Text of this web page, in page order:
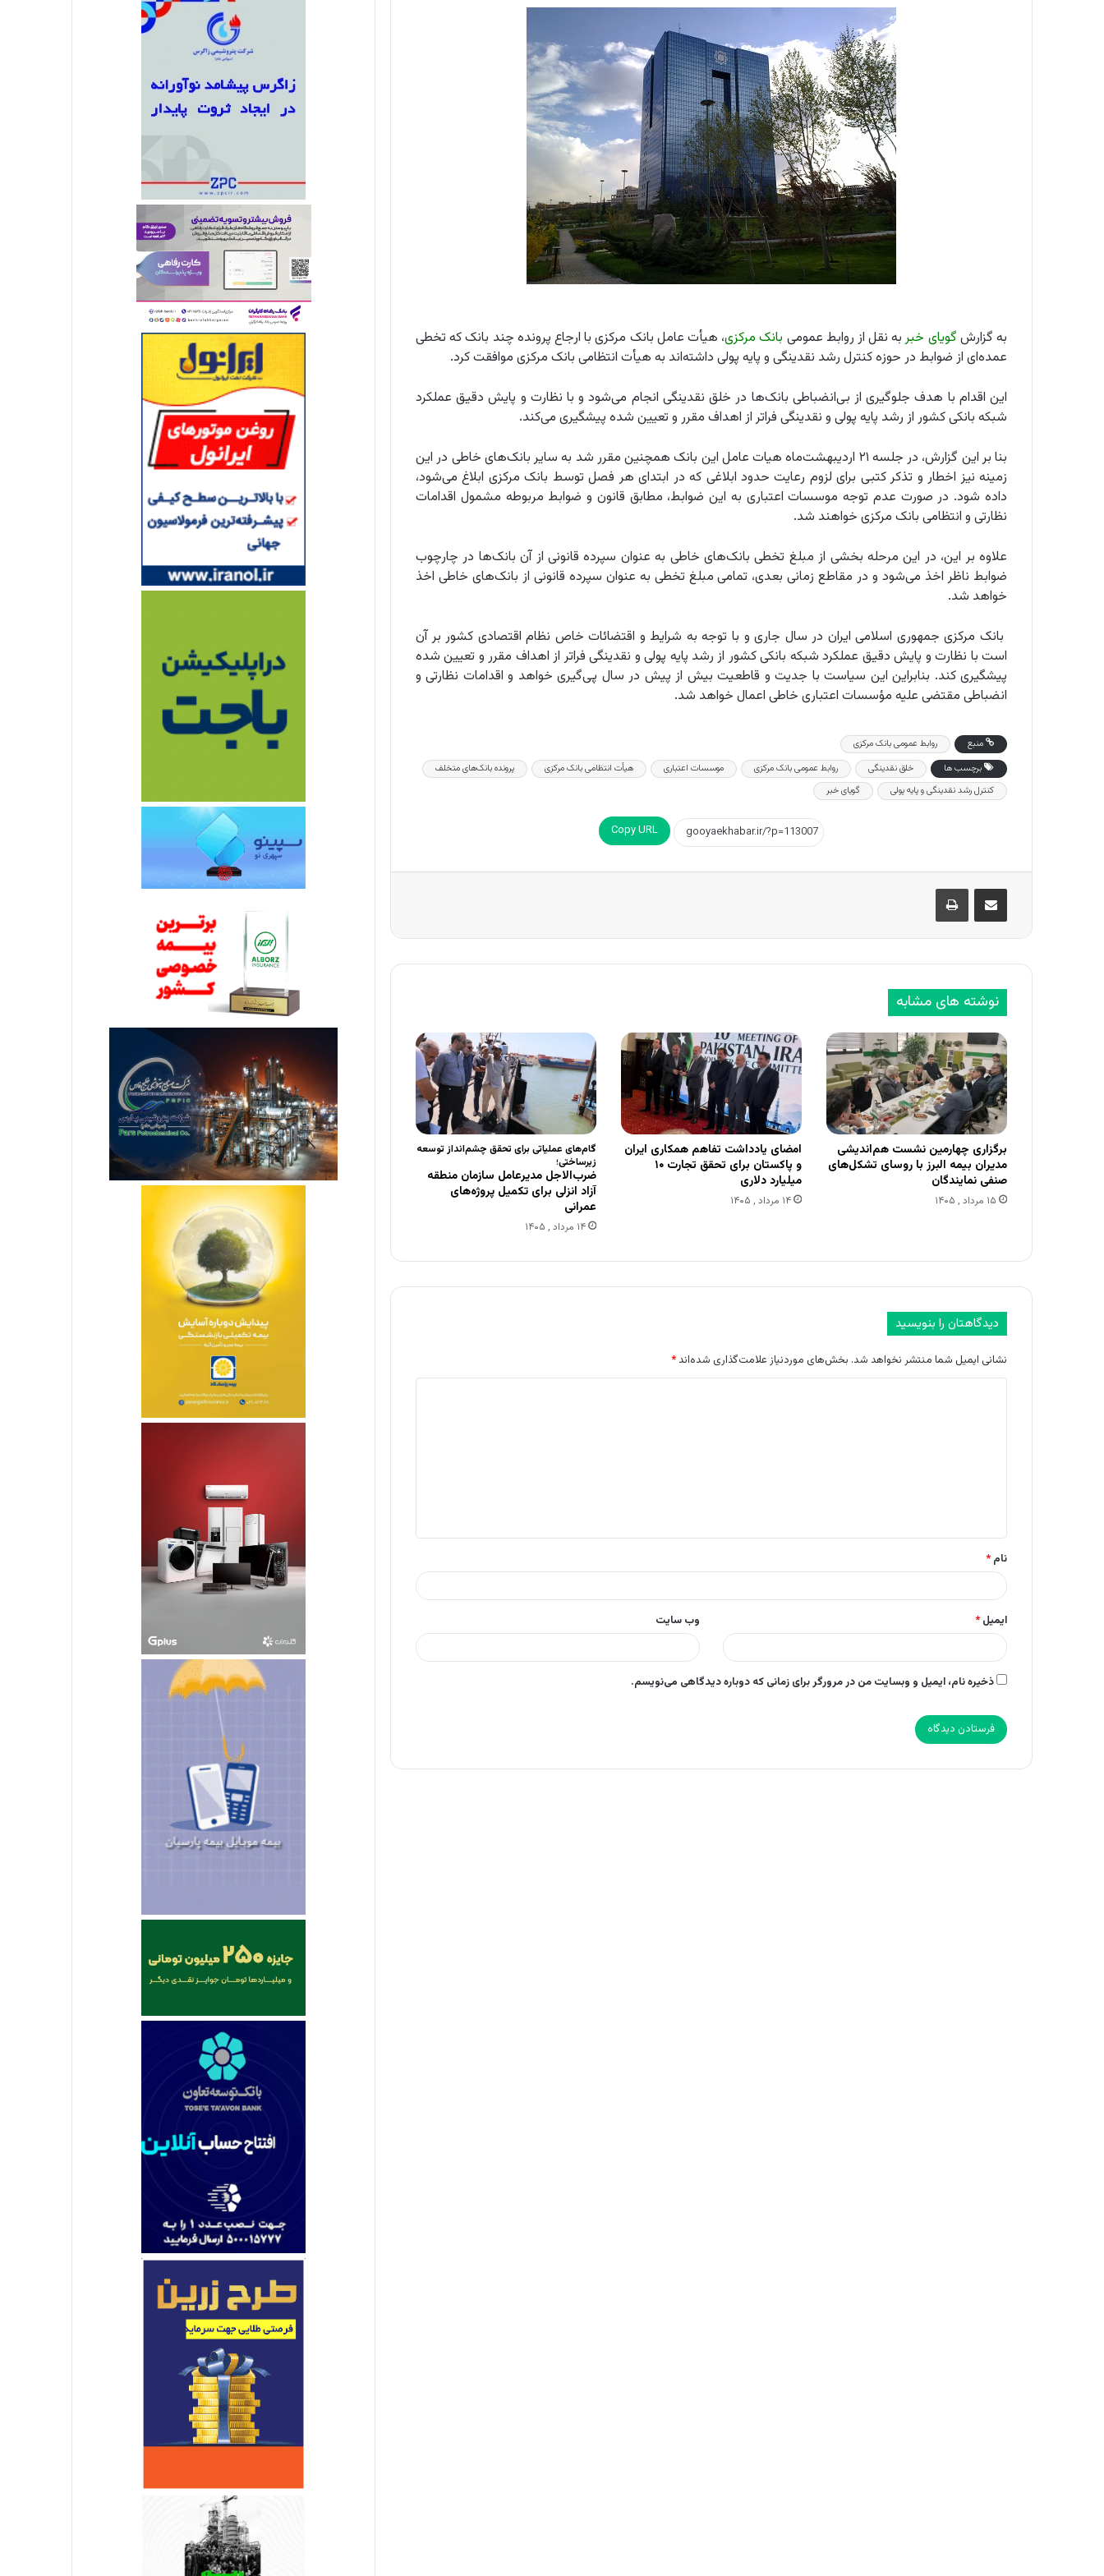
به گزارش گویای خبربه نقل از روابط عمومی بانک مرکزی، هیأت عامل بانک مرکزی با ارجاع پرونده چند بانک که تخطی
عمده‌ای از ضوابط در حوزه کنترل رشد نقدینگی و پایه پولی داشته‌اند به هیأت انتظامی بانک مرکزی موافقت کرد.
این اقدام با هدف جلوگیری از بی‌انضباطی بانک‌ها در خلق نقدینگی انجام می‌شود و با نظارت و پایش دقیق عملکرد
شبکه بانکی کشور از رشد پایه پولی و نقدینگی فراتر از اهداف مقرر و تعیین شده پیشگیری می‌کند.
بنا بر این گزارش، در جلسه ۲۱ اردیبهشت‌ماه هیات عامل این بانک همچنین مقرر شد به سایر بانک‌های خاطی در این
زمینه نیز اخطار و تذکر کتبی برای لزوم رعایت حدود ابلاغی که در ابتدای هر فصل توسط بانک مرکزی ابلاغ می‌شود،
داده شود. در صورت عدم توجه موسسات اعتباری به این ضوابط، مطابق قانون و ضوابط مربوطه مشمول اقدامات
نظارتی و انتظامی بانک مرکزی خواهند شد.
علاوه بر این، در این مرحله بخشی از مبلغ تخطی بانک‌های خاطی به عنوان سپرده قانونی از آن بانک‌ها در چارچوب
ضوابط ناظر اخذ می‌شود و در مقاطع زمانی بعدی، تمامی مبلغ تخطی به عنوان سپرده قانونی از بانک‌های خاطی اخذ
خواهد شد.
بانک مرکزی جمهوری اسلامی ایران در سال جاری و با توجه به شرایط و اقتضائات خاص نظام اقتصادی کشور بر آن
است با نظارت و پایش دقیق عملکرد شبکه بانکی کشور از رشد پایه پولی و نقدینگی فراتر از اهداف مقرر و تعیین شده
پیشگیری کند. بنابراین این سیاست با جدیت و قاطعیت بیش از پیش در سال پی‌گیری خواهد و اقدامات نظارتی و
انضباطی مقتضى علیه مؤسسات اعتباری خاطی اعمال خواهد شد.
منبع
روابط عمومی بانک مرکزی
برچسب ها
خلق نقدینگی روابط عمومی بانک مرکزی موسسات اعتباری هیأت انتظامی بانک مرکزی
پرونده بانک‌های متخلف
کنترل رشد نقدینگی و پایه پولی
گویای خبر
Copy URL
اشتراک گذاری از طریق ایمیل چاپ
نوشته های مشابه
برگزاری چهارمین نشست هم‌اندیشی
مدیران بیمه البرز با روسای تشکل‌های
صنفی نمایندگان
۱۵ مرداد , ۱۴۰۵
امضای یادداشت تفاهم همکاری ایران
و پاکستان برای تحقق تجارت ۱۰
میلیارد دلاری
۱۴ مرداد , ۱۴۰۵
گام‌های عملیاتی برای تحقق چشم‌انداز توسعه
زیرساختی؛
ضرب‌الاجل مدیرعامل سازمان منطقه
آزاد انزلی برای تکمیل پروژه‌های
عمرانی
۱۴ مرداد , ۱۴۰۵
دیدگاهتان را بنویسید
نشانی ایمیل شما منتشر نخواهد شد. بخش‌های موردنیاز علامت‌گذاری شده‌اند *
*
نام *
ایمیل * وب‌ سایت
ذخیره نام، ایمیل و وبسایت من در مرورگر برای زمانی که دوباره دیدگاهی می‌نویسم.